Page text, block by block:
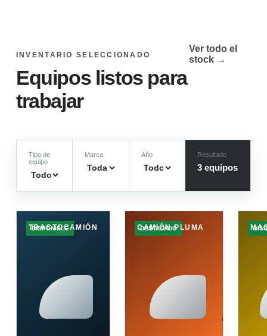
INVENTARIO SELECCIONADO
Equipos listos para
trabajar
Ver todo el
stock →
Tipo de
equipo
Marca Año Resultado
3 equipos
DISPONIBLE
TRACTOCAMIÓN DESTACADO
CAMIÓN PLUMA